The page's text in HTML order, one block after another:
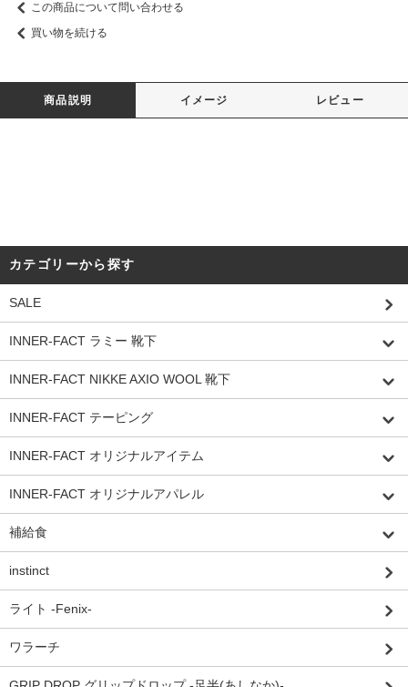
この商品について問い合わせる
買い物を続ける
商品説明 イメージ レビュー
カテゴリーから探す
SALE
INNER-FACT ラミー 靴下
INNER-FACT NIKKE AXIO WOOL 靴下
INNER-FACT テーピング
INNER-FACT オリジナルアイテム
INNER-FACT オリジナルアパレル
補給食
instinct
ライト -Fenix-
ワラーチ